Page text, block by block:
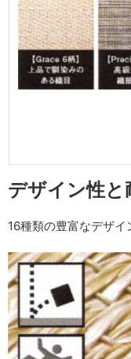
デザイン性と
16種類の豊富なデザ